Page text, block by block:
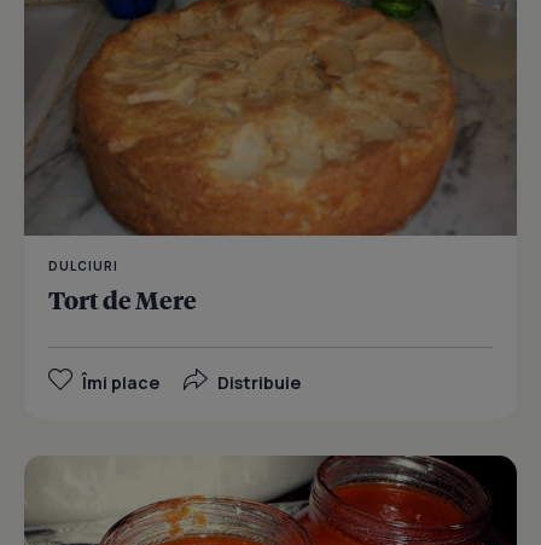
DULCIURI
Tort de Mere
Îmi place Distribuie